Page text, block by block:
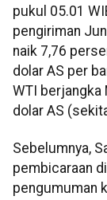
pukul 05.01
pengiriman
naik 7,76
dolar AS per
WTI berjangka
dolar AS
Sebelumnya,
pembicaraan
pengumuman